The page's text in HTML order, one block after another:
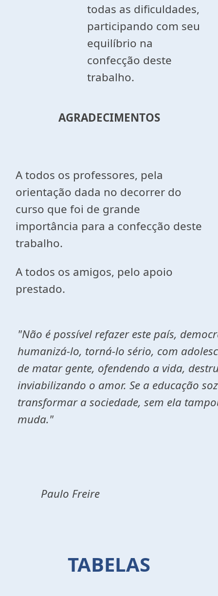
todas as dificuldades,
participando com seu
equilíbrio na
confecção deste
trabalho.
AGRADECIMENTOS
A todos os professores, pela
orientação dada no decorrer do
curso que foi de grande
importância para a confecção deste
trabalho.
A todos os amigos, pelo apoio
prestado.
"Não é possível refazer este país,
humanizá-lo, torná-lo sério, com
de matar gente, ofendendo a vida,
inviabilizando o amor. Se a educação
transformar a sociedade, sem ela
muda."
Paulo Freire
TABELAS